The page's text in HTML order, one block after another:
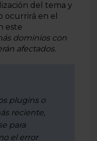
del tema y
ocurrirá en el
este
dominios con
afectados.
plugins o
reciente,
para
el error